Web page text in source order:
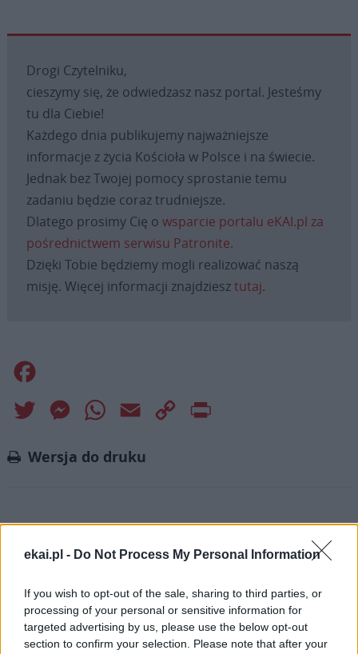
ekai.pl - Do Not Process My Personal Information
If you wish to opt-out of the sale, sharing to third parties, or
processing of your personal or sensitive information for
targeted advertising by us, please use the below opt-out
section to confirm your selection. Please note that after your
Drogi Czytelniku,
cieszymy się, że odwiedzasz nasz portal. Jesteśmy
tu dla Ciebie!
Każdego dnia publikujemy najważniejsze
informacje z życia Kościoła w Polsce i na świecie.
Jednak bez Twojej pomocy sprostanie temu
zadaniu będzie coraz trudniejsze.
Dlatego prosimy Cię o wsparcie portalu eKAI.pl za
pośrednictwem serwisu Patronite.
Dzięki Tobie będziemy mogli realizować naszą
misję. Więcej informacji znajdziesztutaj.
Twitter MessengerWhatsApp
Email
Copy
Wersja do druku
Najnowsze
07 sierpnia 2026 | 19:21
Prawosławny metropolita Finlandii krytykuje patriarchę Cyryla
za słowa o broni atomowej
07 sierpnia 2026 | 18:10